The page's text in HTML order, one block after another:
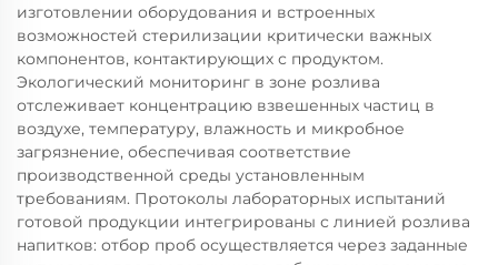
изготовлении оборудования и встроенных
возможностей стерилизации критически важных
компонентов, контактирующих с продуктом.
Экологический мониторинг в зоне розлива
отслеживает концентрацию взвешенных частиц в
воздухе, температуру, влажность и микробное
загрязнение, обеспечивая соответствие
производственной среды установленным
требованиям. Протоколы лабораторных испытаний
готовой продукции интегрированы с линией розлива
напитков: отбор проб осуществляется через заданные